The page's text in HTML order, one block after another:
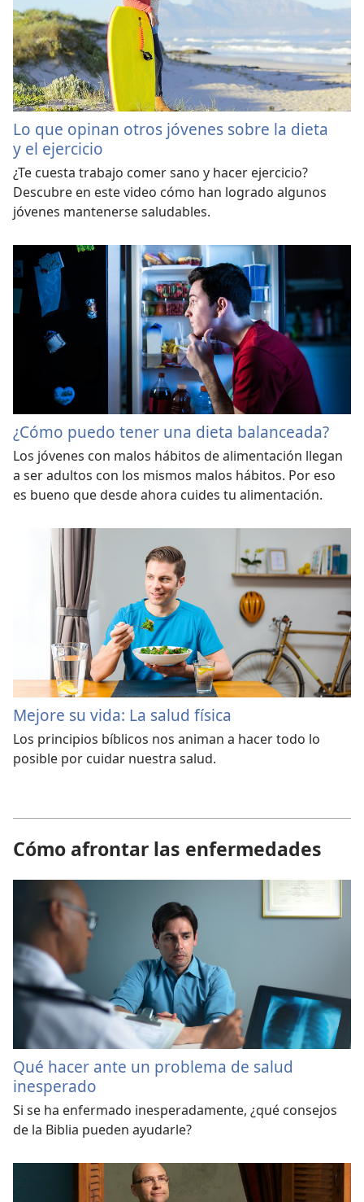
Lo que opinan otros jóvenes sobre la dieta
y el ejercicio
¿Te cuesta trabajo comer sano y hacer ejercicio?
Descubre en este video cómo han logrado algunos
jóvenes mantenerse saludables.
¿Cómo puedo tener una dieta balanceada?
Los jóvenes con malos hábitos de alimentación llegan
a ser adultos con los mismos malos hábitos. Por eso
es bueno que desde ahora cuides tu alimentación.
Mejore su vida: La salud física
Los principios bíblicos nos animan a hacer todo lo
posible por cuidar nuestra salud.
Cómo afrontar las enfermedades
Qué hacer ante un problema de salud
inesperado
Si se ha enfermado inesperadamente, ¿qué consejos
de la Biblia pueden ayudarle?